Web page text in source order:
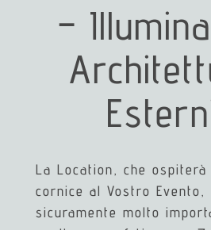
–
La Location, che ospiterà
cornice al Vostro
sicuramente molto